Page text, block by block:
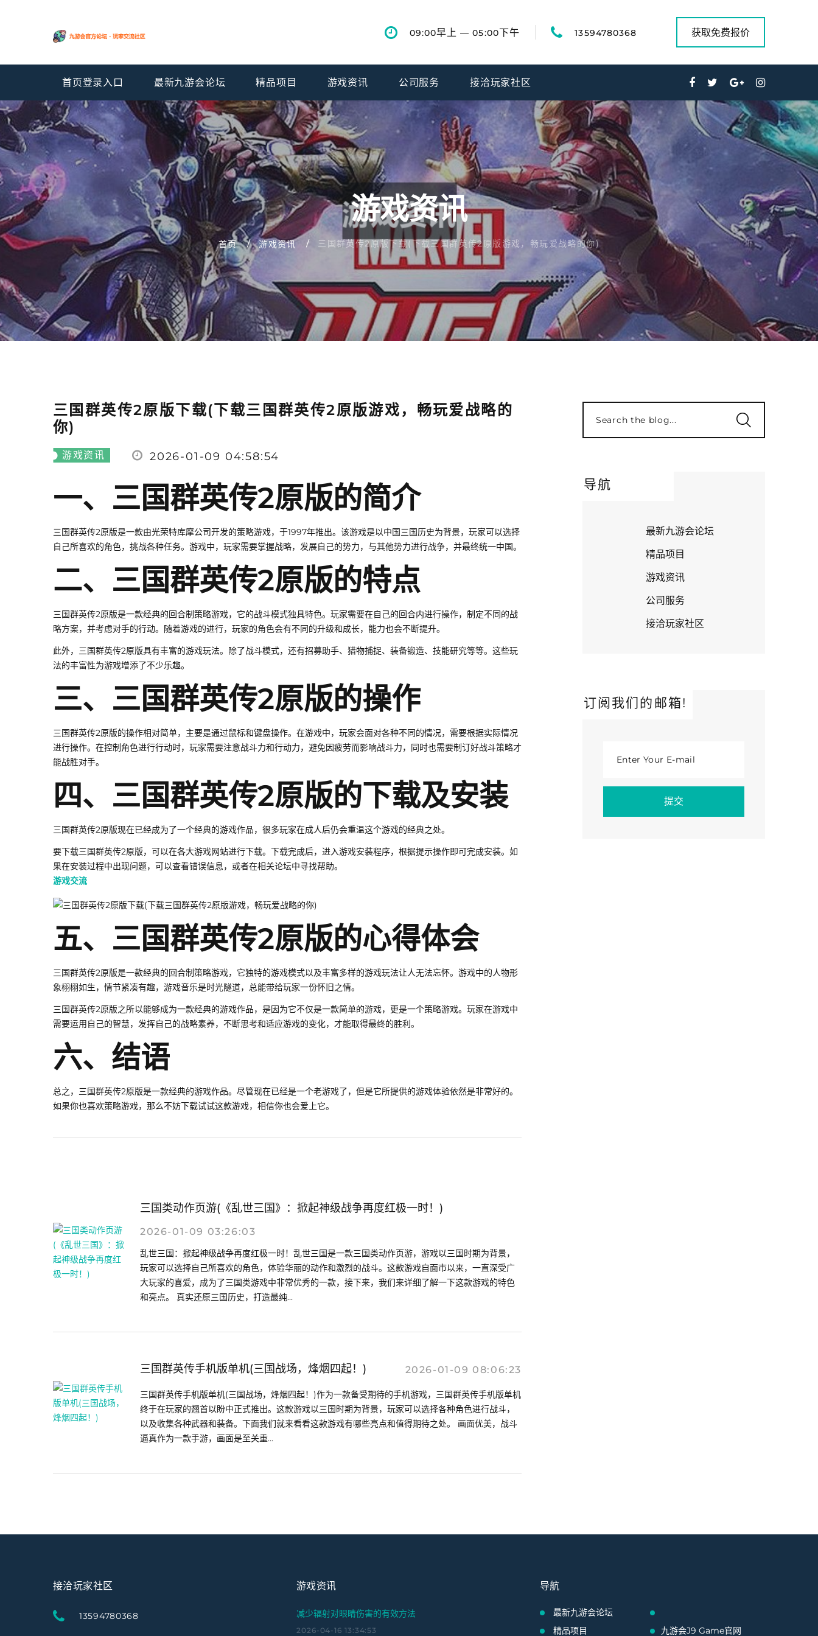
09:00早上 — 05:00下午 13594780368 获取免费报价
首页登录入口 最新九游会论坛 精品项目 游戏资讯 公司服务 接洽玩家社区
游戏资讯
首页 游戏资讯 三国群英传2原版下载(下载三国群英传2原版游戏，畅玩爱战略的你)
三国群英传2原版下载(下载三国群英传2原版游戏，畅玩爱战略的
你)
游戏资讯 2026-01-09 04:58:54
一、三国群英传2原版的简介
三国群英传2原版是一款由光荣特库摩公司开发的策略游戏，于1997年推出。该游戏是以中国三国历史为背景，玩家可以选择
自己所喜欢的角色，挑战各种任务。游戏中，玩家需要掌握战略，发展自己的势力，与其他势力进行战争，并最终统一中国。
二、三国群英传2原版的特点
三国群英传2原版是一款经典的回合制策略游戏，它的战斗模式独具特色。玩家需要在自己的回合内进行操作，制定不同的战
略方案，并考虑对手的行动。随着游戏的进行，玩家的角色会有不同的升级和成长，能力也会不断提升。
此外，三国群英传2原版具有丰富的游戏玩法。除了战斗模式，还有招募助手、猎物捕捉、装备锻造、技能研究等等。这些玩
法的丰富性为游戏增添了不少乐趣。
三、三国群英传2原版的操作
三国群英传2原版的操作相对简单，主要是通过鼠标和键盘操作。在游戏中，玩家会面对各种不同的情况，需要根据实际情况
进行操作。在控制角色进行行动时，玩家需要注意战斗力和行动力，避免因疲劳而影响战斗力，同时也需要制订好战斗策略才
能战胜对手。
四、三国群英传2原版的下载及安装
三国群英传2原版现在已经成为了一个经典的游戏作品，很多玩家在成人后仍会重温这个游戏的经典之处。
要下载三国群英传2原版，可以在各大游戏网站进行下载。下载完成后，进入游戏安装程序，根据提示操作即可完成安装。如
果在安装过程中出现问题，可以查看错误信息，或者在相关论坛中寻找帮助。
游戏交流
五、三国群英传2原版的心得体会
三国群英传2原版是一款经典的回合制策略游戏，它独特的游戏模式以及丰富多样的游戏玩法让人无法忘怀。游戏中的人物形
象栩栩如生，情节紧凑有趣，游戏音乐是时光隧道，总能带给玩家一份怀旧之情。
三国群英传2原版之所以能够成为一款经典的游戏作品，是因为它不仅是一款简单的游戏，更是一个策略游戏。玩家在游戏中
需要运用自己的智慧，发挥自己的战略素养，不断思考和适应游戏的变化，才能取得最终的胜利。
六、结语
总之，三国群英传2原版是一款经典的游戏作品。尽管现在已经是一个老游戏了，但是它所提供的游戏体验依然是非常好的。
如果你也喜欢策略游戏，那么不妨下载试试这款游戏，相信你也会爱上它。
三国类动作页游(《乱世三国》：掀起神级战争再度红极一时！)
2026-01-09 03:26:03
乱世三国：掀起神级战争再度红极一时！乱世三国是一款三国类动作页游，游戏以三国时期为背景，
玩家可以选择自己所喜欢的角色，体验华丽的动作和激烈的战斗。这款游戏自面市以来，一直深受广
大玩家的喜爱，成为了三国类游戏中非常优秀的一款，接下来，我们来详细了解一下这款游戏的特色
和亮点。 真实还原三国历史，打造最纯...
三国群英传手机版单机(三国战场，烽烟四起！) 2026-01-09 08:06:23
三国群英传手机版单机(三国战场，烽烟四起！)作为一款备受期待的手机游戏，三国群英传手机版单机
终于在玩家的翘首以盼中正式推出。这款游戏以三国时期为背景，玩家可以选择各种角色进行战斗，
以及收集各种武器和装备。下面我们就来看看这款游戏有哪些亮点和值得期待之处。 画面优美，战斗
逼真作为一款手游，画面是至关重...
Search the blog...
导航
最新九游会论坛
精品项目
游戏资讯
公司服务
接洽玩家社区
订阅我们的邮箱!
Enter Your E-mail
提交
接洽玩家社区
13594780368
游戏资讯
减少辐射对眼睛伤害的有效方法
2026-04-16 13:34:53
导航
最新九游会论坛
精品项目
九游会J9 Game官网